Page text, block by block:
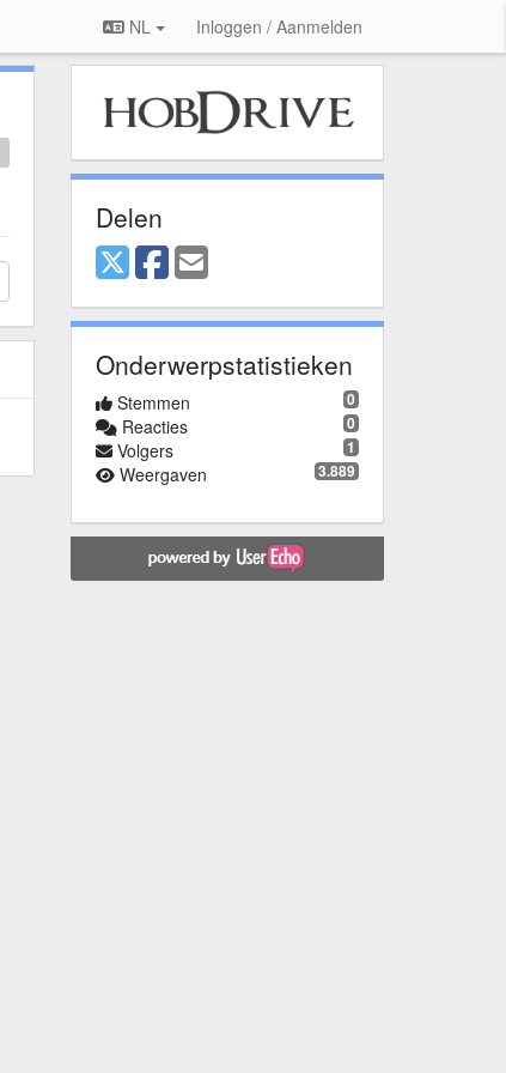
NL Inloggen / Aanmelden
Delen
Onderwerpstatistieken
0
Stemmen
0
Reacties
1
Volgers
3.889
Weergaven